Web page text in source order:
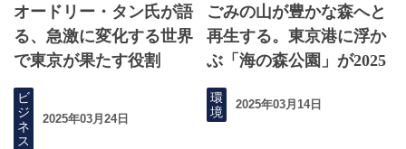
オードリー・タン氏が語
る、急激に変化する世界
で東京が果たす役割
ビ
ジ
ネ
ス
2025年03月24日
ごみの山が豊かな森へと
再生する。東京港に浮か
ぶ「海の森公園」が2025
年3月にグランドオープ
ン
環
境
2025年03月14日